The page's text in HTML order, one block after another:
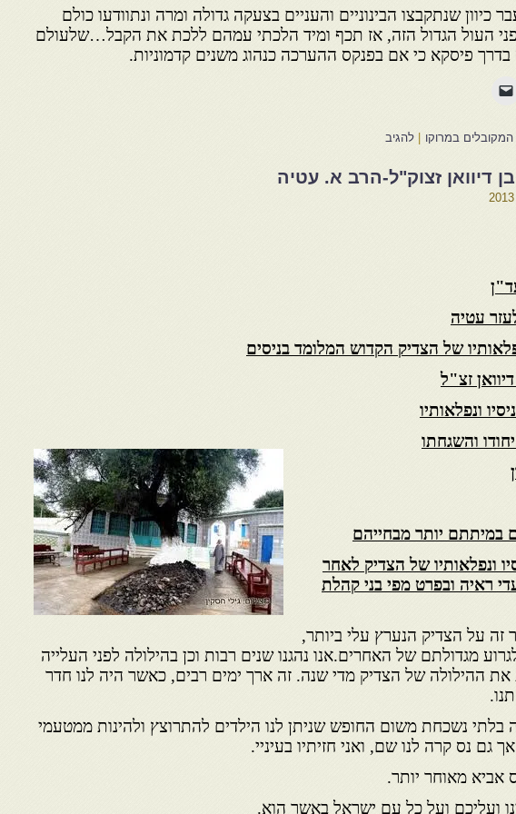
כיוון שנתקבצו הבינוניים והעניים בצעקה גדולה ומרה ונתוודעו כולם
העול הגדול הזה, אז תכף ומיד הלכתי עמהם ללכת את הקבל…שלעולם
פיסקא כי אם בפנקס ההערכה כנהוג משנים קדמוניות.
המקובלים במרוקו להגיב
דיוואן זצוק"ל-הרב א. עטיה
עטיה
של הצדיק הקדוש המלומד בניסים
זצ"ל
ונפלאותיו
והשגחתו
במיתתם יותר מבחייהם
ונפלאותיו של הצדיק לאחר
ראיה ובפרט מפי בני קהלת
זה על הצדיק הנערץ עלי ביותר,
מגדולתם של האחרים.אנו נהגנו שנים רבות וכן בהילולה לפני העלייה
ההילולה של הצדיק מדי שנה. זה ארך ימים רבים, כאשר היה לנו חדר
בלתי נשכחת משום החופש שניתן לנו הילדים להתרוצץ ולהינות ממטעמי
גם נס קרה לנו שם, ואני חזיתיו בעיניי.
אביא מאוחר יותר.
ועליכם ועל כל עם ישראל באשר הוא.